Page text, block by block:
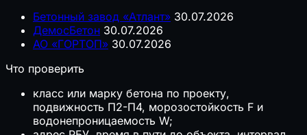
Бетонный завод «Атлант» 30.07.2026
ДемосБетон 30.07.2026
АО «ГОРТОП» 30.07.2026
Что проверить
класс или марку бетона по проекту,
подвижность П2-П4, морозостойкость F и
водонепроницаемость W;